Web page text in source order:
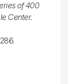
of 400
Center.